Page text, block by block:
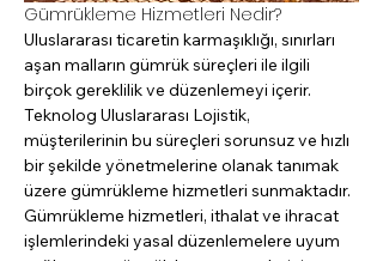
Gümrükleme Hizmetleri Nedir?
Uluslararası ticaretin karmaşıklığı, sınırları
aşan malların gümrük süreçleri ile ilgili
birçok gereklilik ve düzenlemeyi içerir.
Teknolog Uluslararası Lojistik,
müşterilerinin bu süreçleri sorunsuz ve hızlı
bir şekilde yönetmelerine olanak tanımak
üzere gümrükleme hizmetleri sunmaktadır.
Gümrükleme hizmetleri, ithalat ve ihracat
işlemlerindeki yasal düzenlemelere uyum